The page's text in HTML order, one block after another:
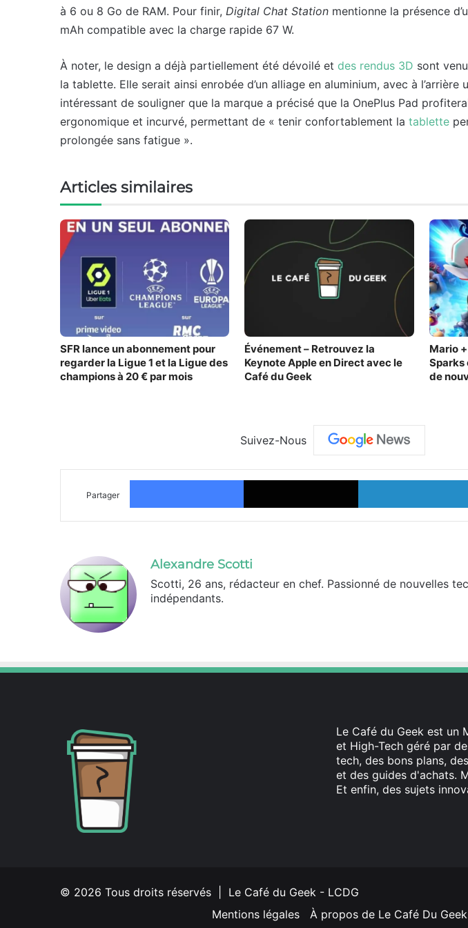
à 6 ou 8 Go de RAM. Pour finir, Digital Chat Station mentionne la présence
mAh compatible avec la charge rapide 67 W.
À noter, le design a déjà partiellement été dévoilé et des rendus 3D sont
la tablette. Elle serait ainsi enrobée d’un alliage en aluminium, avec à
intéressant de souligner que la marque a précisé que la OnePlus Pad
ergonomique et incurvé, permettant de « tenir confortablement la tablette
prolongée sans fatigue ».
Articles similaires
SFR lance un abonnement pour
regarder la Ligue 1 et la Ligue des
champions à 20 € par mois
Événement – Retrouvez la
Keynote Apple en Direct avec le
Café du Geek
Mario
Sparks
de
Suivez-Nous
Partager
Facebook X
Alexandre Scotti
Scotti, 26 ans, rédacteur en chef. Passionné de nouvelles
indépendants.
Le Café du Geek est un
et High-Tech géré par
tech, des bons plans,
et des guides d'achats.
Et enfin, des sujets
© 2026 Tous droits réservés | Le Café du Geek - LCDG
Mentions légales
À propos de Le Café Du